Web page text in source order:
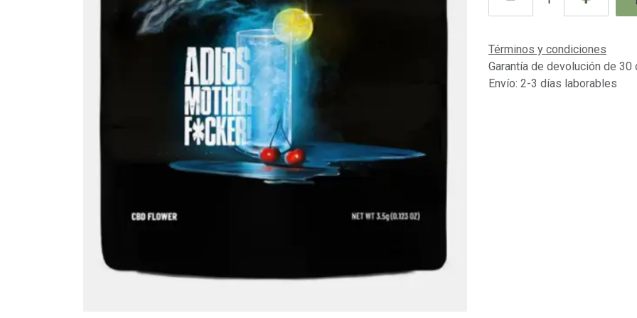
Términos y condiciones
Garantía de devolución de 30
Envío: 2-3 días laborables